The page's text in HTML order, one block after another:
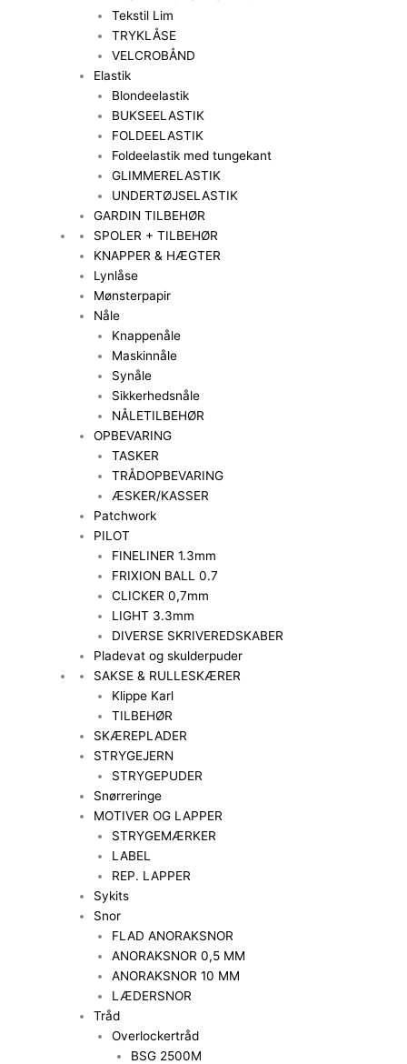
Tekstil Lim
TRYKLÅSE
VELCROBÅND
Elastik
Blondeelastik
BUKSEELASTIK
FOLDEELASTIK
Foldeelastik med tungekant
GLIMMERELASTIK
UNDERTØJSELASTIK
GARDIN TILBEHØR
SPOLER + TILBEHØR
KNAPPER & HÆGTER
Lynlåse
Mønsterpapir
Nåle
Knappenåle
Maskinnåle
Synåle
Sikkerhedsnåle
NÅLETILBEHØR
OPBEVARING
TASKER
TRÅDOPBEVARING
ÆSKER/KASSER
Patchwork
PILOT
FINELINER 1.3mm
FRIXION BALL 0.7
CLICKER 0,7mm
LIGHT 3.3mm
DIVERSE SKRIVEREDSKABER
Pladevat og skulderpuder
SAKSE & RULLESKÆRER
Klippe Karl
TILBEHØR
SKÆREPLADER
STRYGEJERN
STRYGEPUDER
Snørreringe
MOTIVER OG LAPPER
STRYGEMÆRKER
LABEL
REP. LAPPER
Sykits
Snor
FLAD ANORAKSNOR
ANORAKSNOR 0,5 MM
ANORAKSNOR 10 MM
LÆDERSNOR
Tråd
Overlockertråd
BSG 2500M